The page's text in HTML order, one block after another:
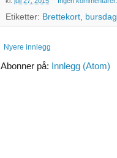
Etiketter: Brettekort, bursdag
Nyere innlegg
Abonner på: Innlegg (Atom)